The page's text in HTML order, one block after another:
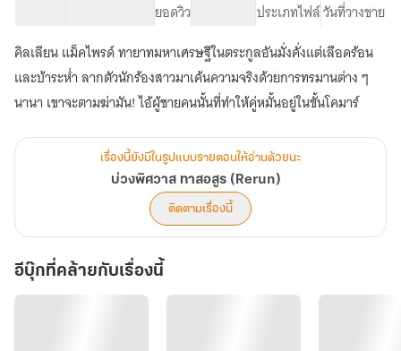
(Rerun)
ยอดวิว ประเภทไฟล์วันที่วางขาย
คิลเลียน แม็คไพรด์ ทายาทมหาเศรษฐีในตระกูลอันมั่งคั่งแต่เลือดร้อน
และบ้าระห่ำ ลากตัวนักร้องสาวมาเค้นความจริงด้วยการทรมานต่าง ๆ
นานา เขาจะตามฆ่ามัน! ไอ้ผู้ชายคนนั้นที่ทำให้คู่หมั้นอยู่ในขั้นโคมาร์
เรื่องนี้ยังมีในรูปแบบรายตอนให้อ่านด้วยนะ
บ่วงพิศวาส ทาสอสูร (Rerun)
ติดตามเรื่องนี้
อีบุ๊กที่คล้ายกับเรื่องนี้